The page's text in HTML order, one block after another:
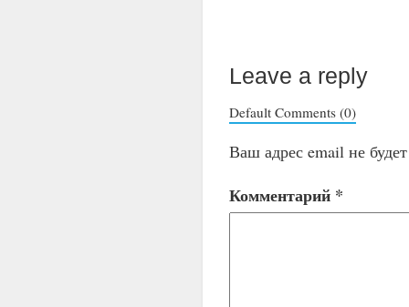
Leave a reply
Default Comments (0)
Ваш адрес email не
Комментарий *